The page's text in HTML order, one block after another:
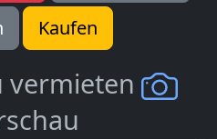
Kaufen
vermieten